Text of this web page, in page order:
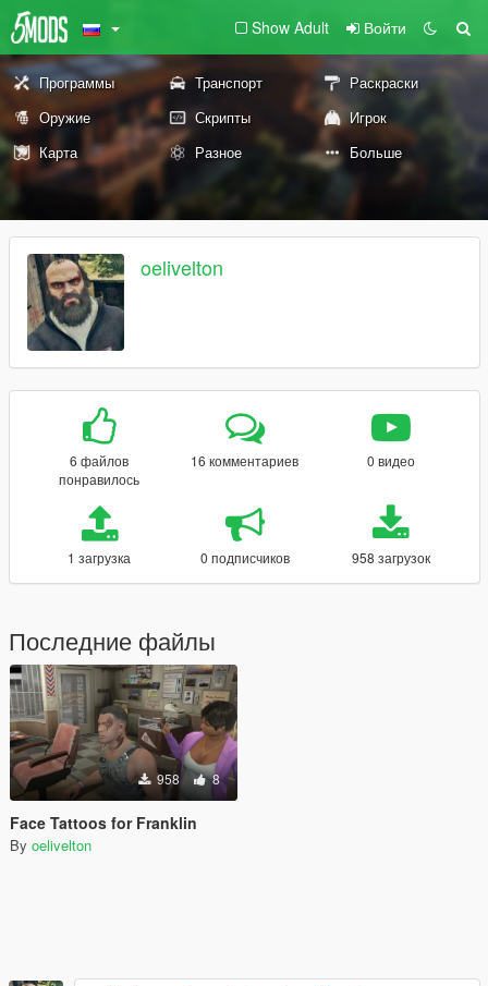
Show Adult Войти
Программы Транспорт
Раскраски
Оружие
Скрипты
Игрок
Карта
Разное Больше
oelivelton
6 файлов
понравилось
16 комментариев 0 видео
1 загрузка 0 подписчиков 958 загрузок
Последние файлы
958 8
Face Tattoos for Franklin
By oelivelton